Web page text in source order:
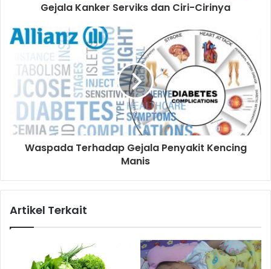
Gejala Kanker Serviks dan Ciri-Cirinya
Waspada Terhadap Gejala Penyakit Kencing
Manis
Artikel Terkait